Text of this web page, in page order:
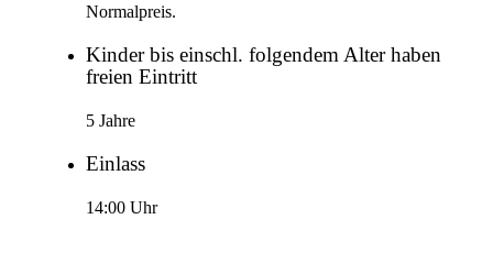
Normalpreis.
Kinder bis einschl. folgendem Alter haben
freien Eintritt
5 Jahre
Einlass
14:00 Uhr